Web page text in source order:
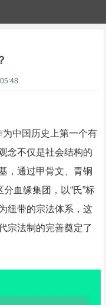
中国历史上第一个有
念不仅是社会结构的
，通过甲骨文、青铜
血缘集团，以“氏”标
纽带的宗法体系，这
宗法制的完善奠定了